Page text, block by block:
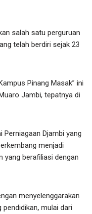
salah satu perguruan
telah berdiri sejak 23
Pinang Masak” ini
Jambi, tepatnya di
Perniagaan Djambi yang
menjadi
yang berafiliasi dengan
menyelenggarakan
mulai dari